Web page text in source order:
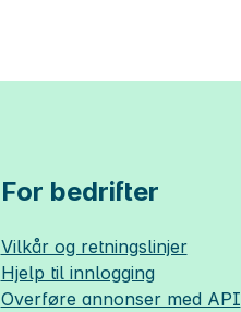
For bedrifter
Vilkår og retningslinjer
Hjelp til innlogging
Overføre annonser med API